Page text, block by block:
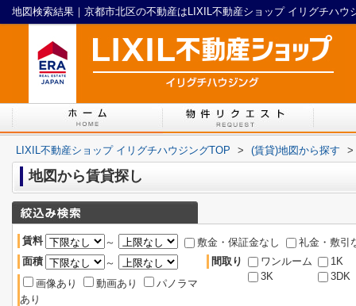
地図検索結果｜京都市北区の不動産はLIXIL不動産ショップ イリグチハウ
LIXIL不動産ショップ イリグチハウジングTOP > (賃貸)地図から探す >
地図から賃貸探し
賃料 ～ 敷金・保証金なし
礼金・敷引
面積
～
画像あり
動画あり
パノラマ
あり
間取り ワンルーム
1K
3K
3DK